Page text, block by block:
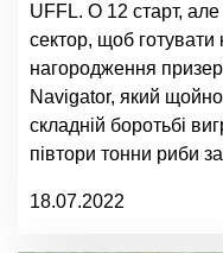
UFFL. О 12 старт,
сектор, щоб
нагородження
Navigator, який
складній боротьбі
півтори тонни риби
18.07.2022